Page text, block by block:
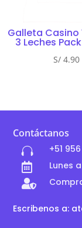
Galleta
3 Leches
S/4.90
Contáctanos
 +51
 Lunes

Escribenos a: